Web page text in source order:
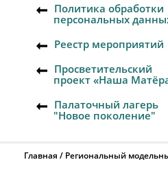
Политика обработки
персональных
Реестр мероприятий
Просветительский
проект «Наша
Палаточный лагерь
"Новое поколение"
Главная Региональный